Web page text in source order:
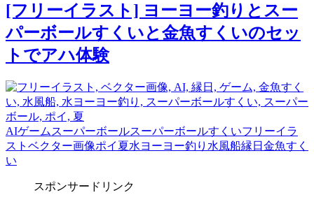
[フリーイラスト] ヨーヨー釣りとスー
パーボールすくいと金魚すくいのセッ
トでアハ体験
AIゲーム スーパーボールスーパーボールすくいフリーイラ
スト ベクター画像ポイ 夏水ヨーヨー釣り 水風船縁日 金魚すく
い
スポンサードリンク